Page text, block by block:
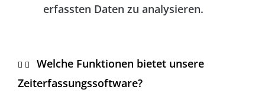
erfassten Daten zu analysieren.
Welche Funktionen bietet unsere
Zeiterfassungssoftware?